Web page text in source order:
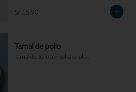
S/ 15.90
Tamal de pollo
Tamal de pollo con salsa criolla.